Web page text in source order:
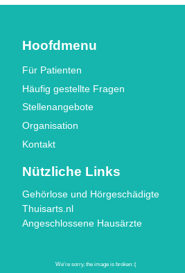
Hoofdmenu
Für Patienten
Häufig gestellte Fragen
Stellenangebote
Organisation
Kontakt
Nützliche Links
Gehörlose und Hörgeschädigte
Thuisarts.nl
Angeschlossene Hausärzte